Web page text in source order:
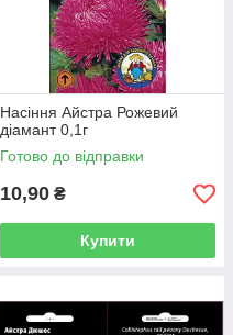
Насіння Айстра Рожевий
діамант 0,1г
Готово до відправки
10,90 ₴
Купити